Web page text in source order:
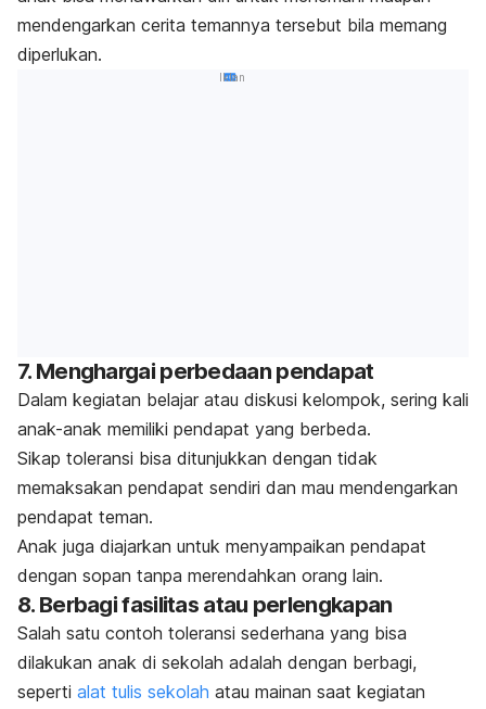
mendengarkan cerita temannya tersebut bila memang
diperlukan.
Iklan
7. Menghargai perbedaan pendapat
Dalam kegiatan belajar atau diskusi kelompok, sering kali
anak-anak memiliki pendapat yang berbeda.
Sikap toleransi bisa ditunjukkan dengan tidak
memaksakan pendapat sendiri dan mau mendengarkan
pendapat teman.
Anak juga diajarkan untuk menyampaikan pendapat
dengan sopan tanpa merendahkan orang lain.
8. Berbagi fasilitas atau perlengkapan
Salah satu contoh toleransi sederhana yang bisa
dilakukan anak di sekolah adalah dengan berbagi,
seperti alat tulis sekolah atau mainan saat kegiatan